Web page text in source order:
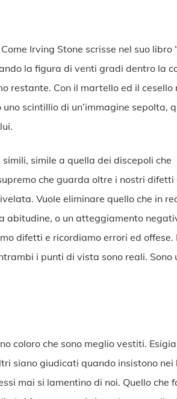
Irving Stone scrisse nel suo libro
la figura di venti gradi dentro la
restante. Con il martello ed il cesello
scintillio di un’immagine sepolta,
simile a quella dei discepoli che
che guarda oltre i nostri difetti
Vuole eliminare quello che in
o un atteggiamento
difetti e ricordiamo errori ed offese.
i punti di vista sono reali. Sono
coloro che sono meglio vestiti.
siano giudicati quando insistono nei
mai si lamentino di noi. Quello che